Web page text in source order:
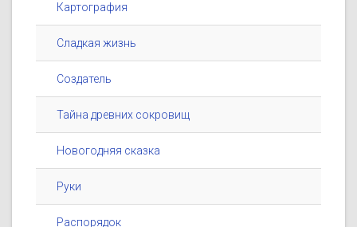
Картография
Сладкая жизнь
Создатель
Тайна древних сокровищ
Новогодняя сказка
Руки
Распорядок